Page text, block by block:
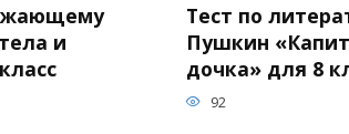
и
Тест по
Пушкин
дочка» для 8
92